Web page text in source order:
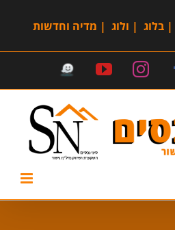
|בלוג | ולוג | מדיה וחדשות